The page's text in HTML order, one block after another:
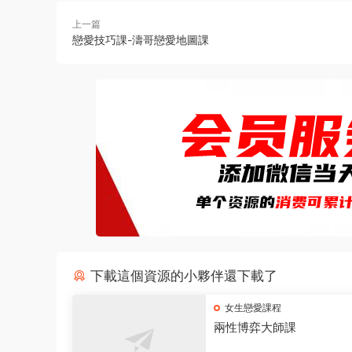
上一篇
戀愛技巧課-濤哥戀愛地圖課
下載這個資源的小夥伴還下載了
女生戀愛課程
兩性博弈大師課